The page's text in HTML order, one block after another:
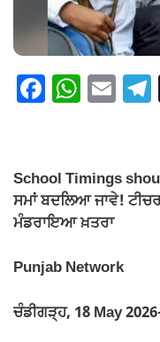
F
e
b
o
o
W
s
A
p
p
E
School Timings
ਸਮਾਂ ਬਦਲਿਆ ਜਾਵੇ!
ਮੰਡਰਾਇਆ ਖ਼ਤਰਾ
Punjab Network
ਚੰਡੀਗੜ੍ਹ, 18 May